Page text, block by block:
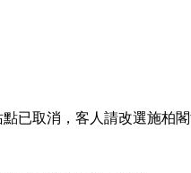
已取消，客人請改選施柏